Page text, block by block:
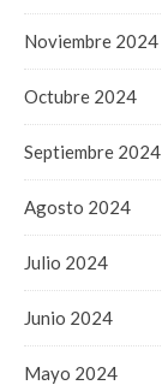
Noviembre 2024
Octubre 2024
Septiembre 2024
Agosto 2024
Julio 2024
Junio 2024
Mayo 2024